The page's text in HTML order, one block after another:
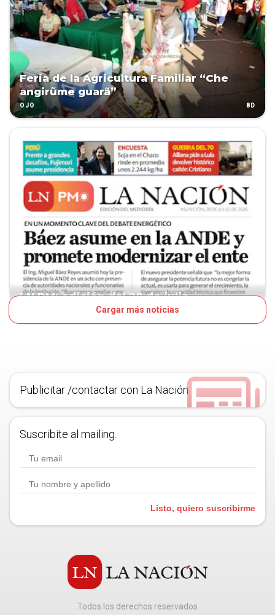
Feria de la Agricultura Familiar “Che
angirũme guarã”
OJO 8D
LN PM: edición del 28 de julio
Cargar más noticias
Publicitar /contactar con La Nación
Suscribite al mailing.
Listo, quiero suscribirme
Todos los derechos reservados